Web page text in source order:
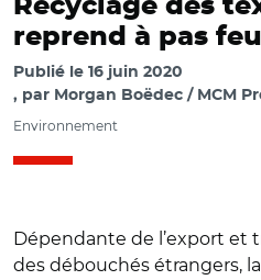
Recyclage des
reprend à pas
Publié le 16 juin 2020
par Morgan Boëdec / MCM
Environnement
Dépendante de l’export et
des débouchés étrangers,